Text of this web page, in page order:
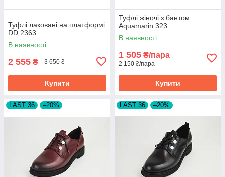
Туфлі лаковані на платформі
DD 2363
В наявності
2 555 ₴ 3 650 ₴
Купити
Туфлі жіночі з бантом
Aquamarin 323
В наявності
1 505 ₴/пара
2 150 ₴/пара
Купити
LAST 36 –20% LAST 36 –20%